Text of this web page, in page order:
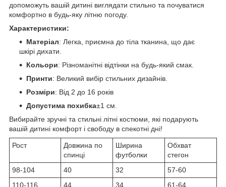
допоможуть вашій дитині виглядати стильно та почуватися
комфортно в будь-яку літню погоду.
Характеристики:
Матеріал: Легка, приємна до тіла тканина, що дає
шкірі дихати.
Кольори: Різноманітні відтінки на будь-який смак.
Принти: Великий вибір стильних дизайнів.
Розміри: Від 2 до 16 років
Допустима похибка±1 см.
Вибирайте зручні та стильні літні костюми, які подарують
вашій дитині комфорт і свободу в спекотні дні!
Рост
Довжина по
спинці
Ширина
футболки
Обхват
стегон
98-104
40 32
57-60
110-116
44 34 61-64